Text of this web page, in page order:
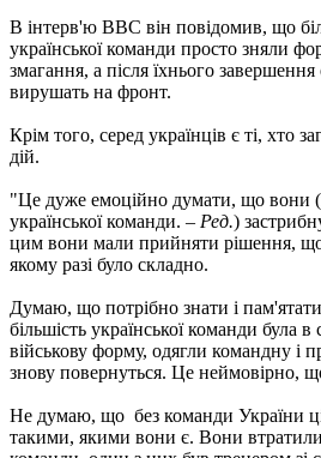
В інтерв'ю ВВС він повідомив, що
української команди просто зняли
змагання, а після їхнього завершення
вирушать на фронт.
Крім того, серед українців є ті, хто
дій.
"Це дуже емоційно думати, що вони
української команди. – Ред.)
цим вони мали прийняти рішення,
якому разі було складно.
Думаю, що потрібно знати і
більшість української команди була
військову форму, одягли командну і
знову повернуться. Це неймовірно,
Не думаю, що без команди України
такими, якими вони є. Вони